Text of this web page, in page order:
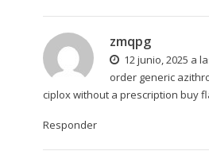
zmqpg
12 junio, 2025 a
order generic
ciplox without a prescription buy
Responder